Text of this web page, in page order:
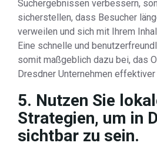
Suchergebnissen verbessern,
sicherstellen, dass Besucher
verweilen und sich mit Ihrem
Eine schnelle und
somit maßgeblich dazu bei, das
Dresdner Unternehmen
5. Nutzen Sie
Strategien, um in
sichtbar zu sein.